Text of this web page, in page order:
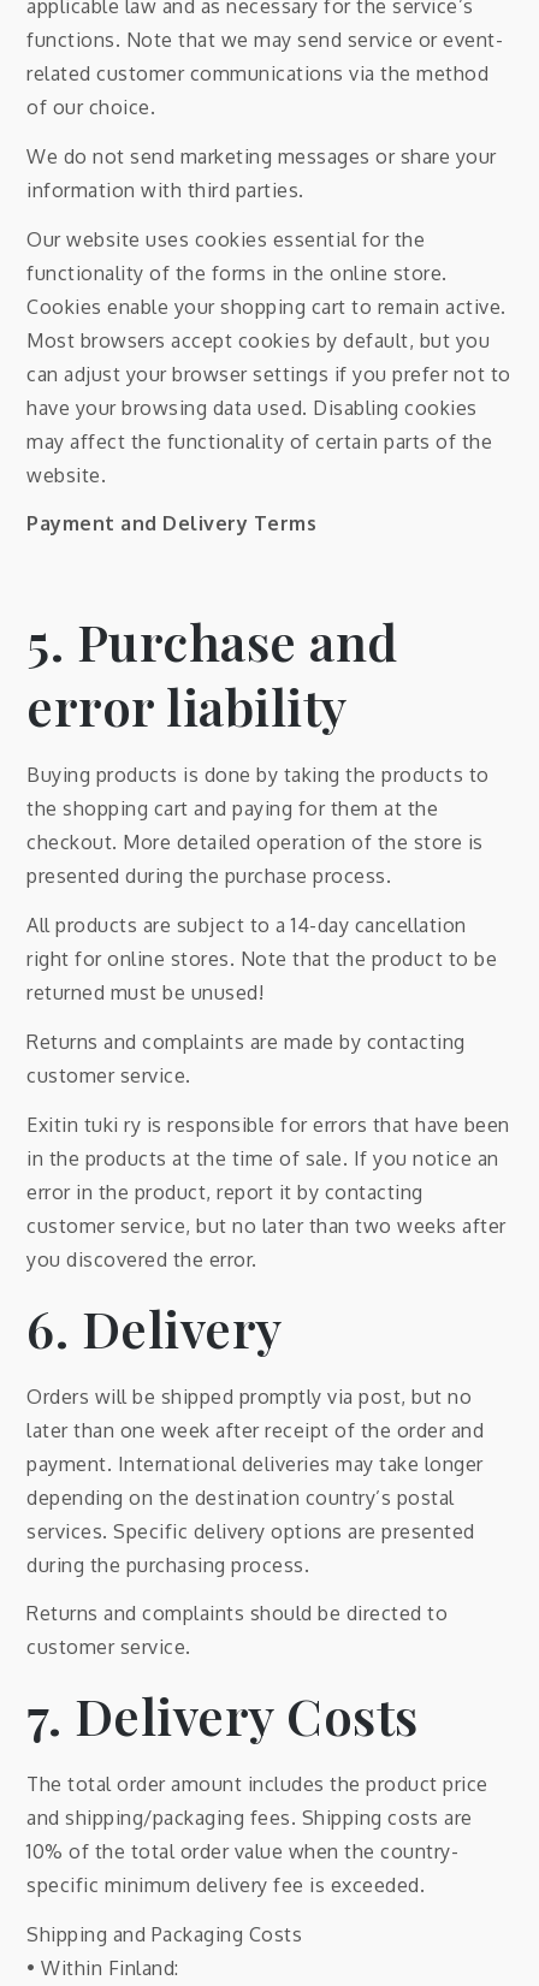
applicable law and as necessary for the service’s
functions. Note that we may send service or event-
related customer communications via the method
of our choice.
We do not send marketing messages or share your
information with third parties.
Our website uses cookies essential for the
functionality of the forms in the online store.
Cookies enable your shopping cart to remain active.
Most browsers accept cookies by default, but you
can adjust your browser settings if you prefer not to
have your browsing data used. Disabling cookies
may affect the functionality of certain parts of the
website.
Payment and Delivery Terms
5. Purchase and
error liability
Buying products is done by taking the products to
the shopping cart and paying for them at the
checkout. More detailed operation of the store is
presented during the purchase process.
All products are subject to a 14-day cancellation
right for online stores. Note that the product to be
returned must be unused!
Returns and complaints are made by contacting
customer service.
Exitin tuki ry is responsible for errors that have been
in the products at the time of sale. If you notice an
error in the product, report it by contacting
customer service, but no later than two weeks after
you discovered the error.
6. Delivery
Orders will be shipped promptly via post, but no
later than one week after receipt of the order and
payment. International deliveries may take longer
depending on the destination country’s postal
services. Specific delivery options are presented
during the purchasing process.
Returns and complaints should be directed to
customer service.
7. Delivery Costs
The total order amount includes the product price
and shipping/packaging fees. Shipping costs are
10% of the total order value when the country-
specific minimum delivery fee is exceeded.
Shipping and Packaging Costs
• Within Finland: